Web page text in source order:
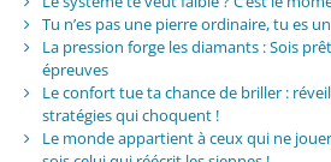
Tu n’es pas une pierre ordinaire, tu es
La pression forge les diamants : Sois
épreuves
Le confort tue ta chance de briller :
stratégies qui choquent !
Le monde appartient à ceux qui ne